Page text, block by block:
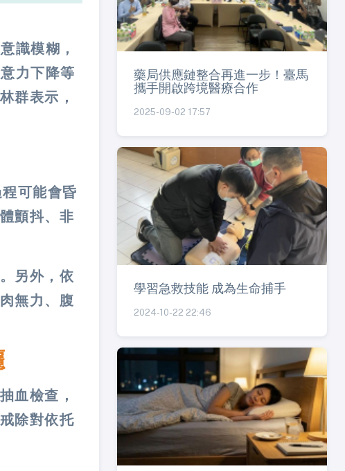
識模糊，
力下降等
群表示，
可能會昏
顫抖、非
另外，依
無力、腹
血檢查，
除對依托
藥局供應鏈整合再進一步！臺馬
攜手開啟跨境醫療合作
2025-09-02 17:57
學習急救技能 成為生命捕手
2024-10-22 22:46